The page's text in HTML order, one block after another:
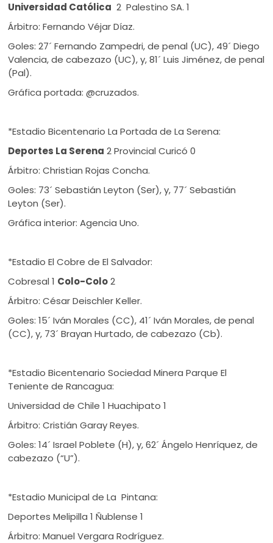
Universidad Católica 2 Palestino SA. 1
Árbitro: Fernando Véjar Díaz.
Goles: 27´ Fernando Zampedri, de penal (UC), 49´ Diego
Valencia, de cabezazo (UC), y, 81´ Luis Jiménez, de penal
(Pal).
Gráfica portada: @cruzados.
*Estadio Bicentenario La Portada de La Serena:
Deportes La Serena 2 Provincial Curicó 0
Árbitro: Christian Rojas Concha.
Goles: 73´ Sebastián Leyton (Ser), y, 77´ Sebastián
Leyton (Ser).
Gráfica interior: Agencia Uno.
*Estadio El Cobre de El Salvador:
Cobresal 1 Colo-Colo2
Árbitro: César Deischler Keller.
Goles: 15´ Iván Morales (CC), 41´ Iván Morales, de penal
(CC), y, 73´ Brayan Hurtado, de cabezazo (Cb).
*Estadio Bicentenario Sociedad Minera Parque El
Teniente de Rancagua:
Universidad de Chile 1 Huachipato 1
Árbitro: Cristián Garay Reyes.
Goles: 14´ Israel Poblete (H), y, 62´ Ángelo Henríquez, de
cabezazo (“U”).
*Estadio Municipal de La Pintana:
Deportes Melipilla 1 Ñublense 1
Árbitro: Manuel Vergara Rodríguez.